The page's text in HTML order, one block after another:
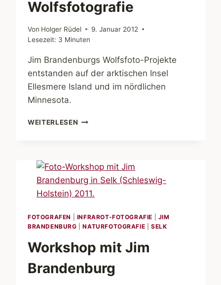
Wolfsfotografie
Von Holger Rüdel
9. Januar 2012
Lesezeit: 3 Minuten
Jim Brandenburgs Wolfsfoto-Projekte
entstanden auf der arktischen Insel
Ellesmere Island und im nördlichen
Minnesota.
WEITERLESEN JIM
WOLFSFOTOGRAFIE
FOTOGRAFEN INFRAROT-FOTOGRAFIE
JIM
BRANDENBURG |NATURFOTOGRAFIE |SELK
Workshop mit Jim
Brandenburg